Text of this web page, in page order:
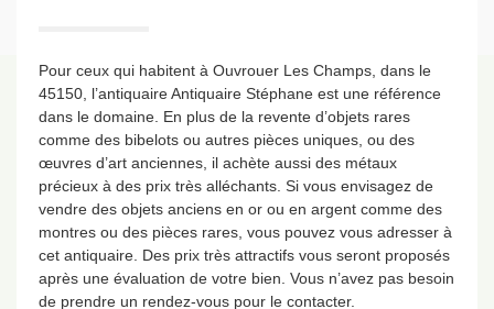
Pour ceux qui habitent à Ouvrouer Les Champs, dans le
45150, l’antiquaire Antiquaire Stéphane est une référence
dans le domaine. En plus de la revente d’objets rares
comme des bibelots ou autres pièces uniques, ou des
œuvres d’art anciennes, il achète aussi des métaux
précieux à des prix très alléchants. Si vous envisagez de
vendre des objets anciens en or ou en argent comme des
montres ou des pièces rares, vous pouvez vous adresser à
cet antiquaire. Des prix très attractifs vous seront proposés
après une évaluation de votre bien. Vous n’avez pas besoin
de prendre un rendez-vous pour le contacter.